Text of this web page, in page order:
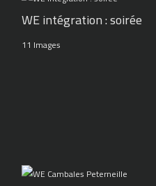
WE intégration : soirée
11 Images